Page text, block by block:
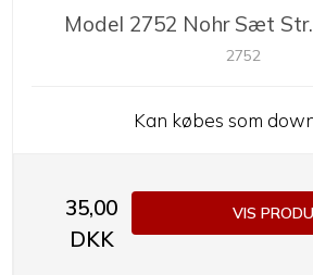
Model 2752 Nohr Sæt
2752
Kan købes som
35,00
DKK
VIS